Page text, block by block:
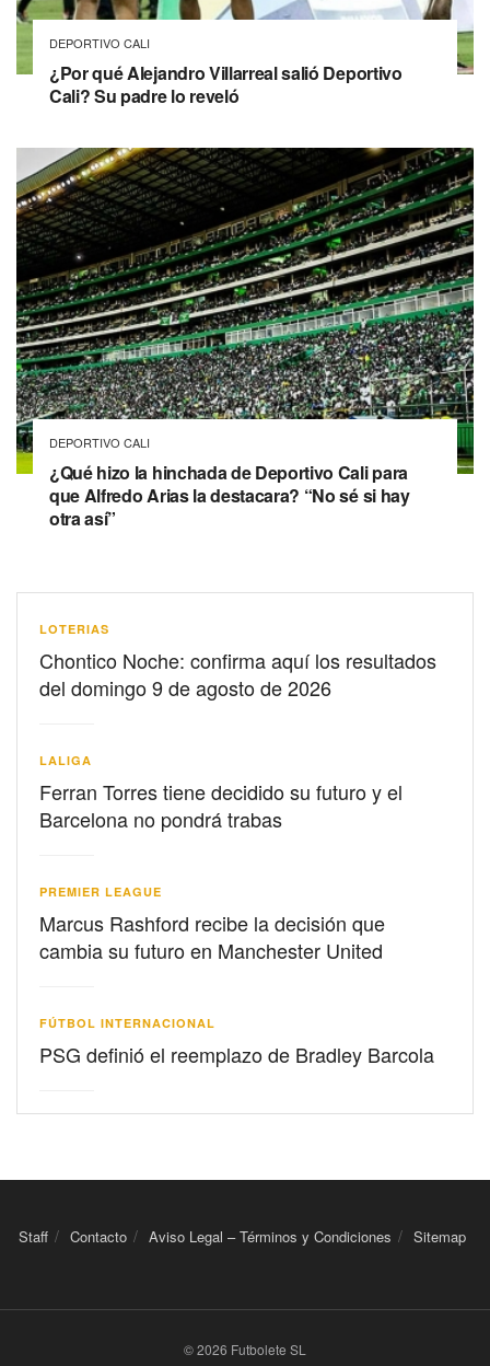
DEPORTIVO CALI
¿Por qué Alejandro Villarreal salió Deportivo
Cali? Su padre lo reveló
DEPORTIVO CALI
¿Qué hizo la hinchada de Deportivo Cali para
que Alfredo Arias la destacara? “No sé si hay
otra así”
LOTERIAS
Chontico Noche: confirma aquí los resultados
del domingo 9 de agosto de 2026
LALIGA
Ferran Torres tiene decidido su futuro y el
Barcelona no pondrá trabas
PREMIER LEAGUE
Marcus Rashford recibe la decisión que
cambia su futuro en Manchester United
FÚTBOL INTERNACIONAL
PSG definió el reemplazo de Bradley Barcola
Staff Contacto Aviso Legal – Términos y Condiciones Sitemap
© 2026 Futbolete SL